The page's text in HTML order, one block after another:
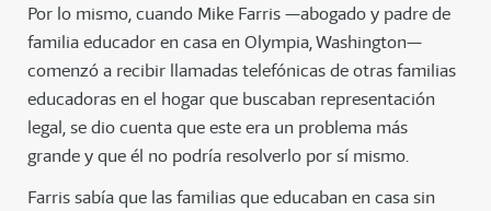
Por lo mismo, cuando Mike Farris —abogado y padre de
familia educador en casa en Olympia, Washington—
comenzó a recibir llamadas telefónicas de otras familias
educadoras en el hogar que buscaban representación
legal, se dio cuenta que este era un problema más
grande y que él no podría resolverlo por sí mismo.
Farris sabía que las familias que educaban en casa sin